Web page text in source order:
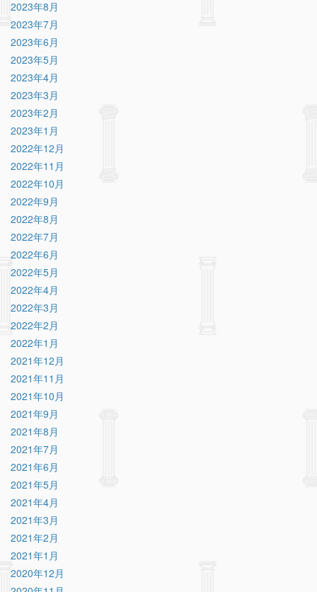
2023年8月
2023年7月
2023年6月
2023年5月
2023年4月
2023年3月
2023年2月
2023年1月
2022年12月
2022年11月
2022年10月
2022年9月
2022年8月
2022年7月
2022年6月
2022年5月
2022年4月
2022年3月
2022年2月
2022年1月
2021年12月
2021年11月
2021年10月
2021年9月
2021年8月
2021年7月
2021年6月
2021年5月
2021年4月
2021年3月
2021年2月
2021年1月
2020年12月